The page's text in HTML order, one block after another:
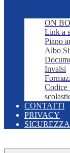
ON
Link a
Piano
Albo
Invalsi
Codice
CONTATTI
PRIVACY
SICUREZZA